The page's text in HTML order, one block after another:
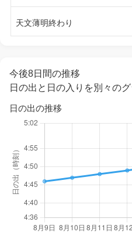
天文薄明終わり
今後8日間の推移
日の出と日の入りを別々の
日の出の推移